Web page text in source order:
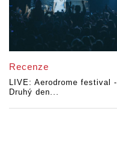
Recenze
LIVE: Aerodrome festival -
Druhý den...